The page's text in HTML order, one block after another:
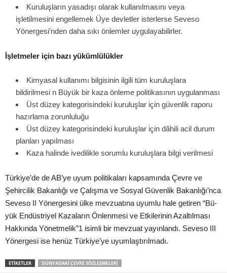
Kuruluşların yasadışı olarak kullanılmasını veya
işletilmesini engellemek Üye devletler isterlerse Seveso
Yönergesi’nden daha sıkı önlemler uygulayabilirler.
İşletmeler için bazı yükümlülükler
Kimyasal kullanımı bilgisinin ilgili tüm kuruluşlara
bildirilmesi n Büyük bir kaza önleme politikasının uygulanması
Üst düzey kategorisindeki kuruluşlar için güvenlik raporu
hazırlama zorunluluğu
Üst düzey kategorisindeki kuruluşlar için dâhili acil durum
planları yapılması
Kaza halinde ivedilikle sorumlu kuruluşlara bilgi verilmesi
Türkiye’de de AB’ye uyum politikaları kapsamında Çevre ve
Şehircilik Bakanlığı ve Çalışma ve Sosyal Güvenlik Bakanlığı’nca
Seveso II Yönergesini ülke mevzuatına uyumlu hale getiren “Bü-
yük Endüstriyel Kazaların Önlenmesi ve Etkilerinin Azaltılması
Hakkında Yönetmelik”1 isimli bir mevzuat yayınlandı. Seveso III
Yönergesi ise henüz Türkiye’ye uyumlaştırılmadı.
ETIKETLER DÜNYADAKI ÇEVRE SÖZLEŞMELERI